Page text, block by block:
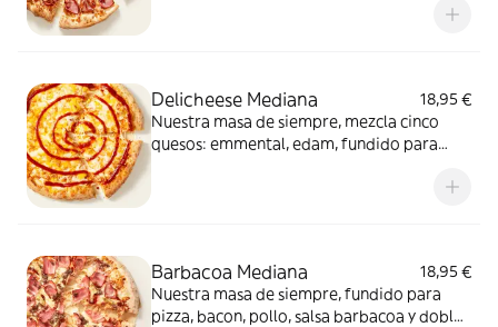
Delicheese Mediana
18,95 €
Nuestra masa de siempre, mezcla cinco
quesos: emmental, edam, fundido para
confitado y orégano. El festival de queso
Barbacoa Mediana
18,95 €
Nuestra masa de siempre, fundido para
pizza, bacon, pollo, salsa barbacoa y doble